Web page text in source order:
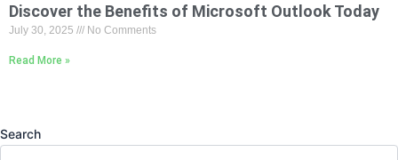
Discover the Benefits of Microsoft Outlook Today
July 30, 2025 No Comments
Read More »
Search